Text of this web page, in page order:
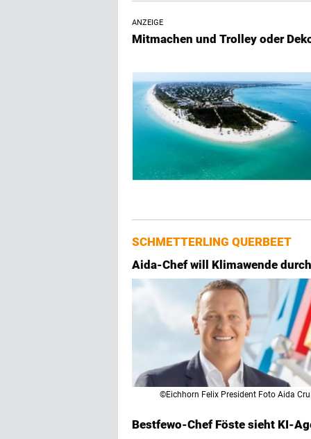
ANZEIGE
Mitmachen und Trolley oder
SCHMETTERLING QUERBEET
Aida-Chef will Klimawende
©Eichhorn Felix President Foto Aida
Bestfewo-Chef Föste sieht KI-